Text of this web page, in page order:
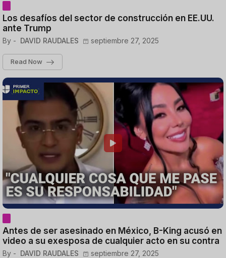
Los desafíos del sector de construcción en EE.UU.
ante Trump
By - DAVID RAUDALES septiembre 27, 2025
Read Now
Antes de ser asesinado en México, B-King acusó en
video a su exesposa de cualquier acto en su contra
By - DAVID RAUDALES septiembre 27, 2025